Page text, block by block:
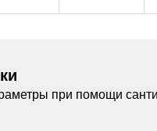
при помощи